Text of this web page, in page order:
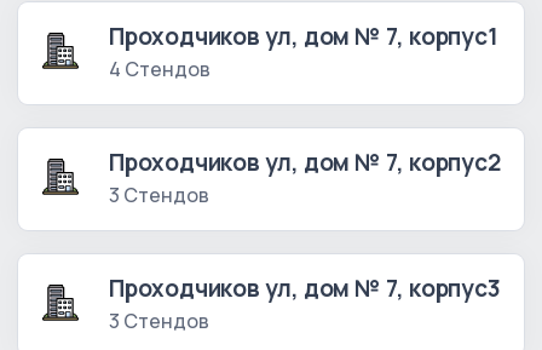
Проходчиков ул, дом № 7, корпус1
4 Стендов
Проходчиков ул, дом № 7, корпус2
3 Стендов
Проходчиков ул, дом № 7, корпус3
3 Стендов